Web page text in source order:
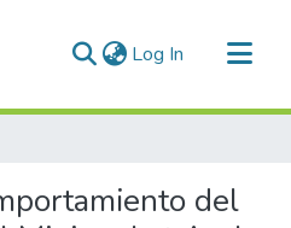
Log In (current)
del